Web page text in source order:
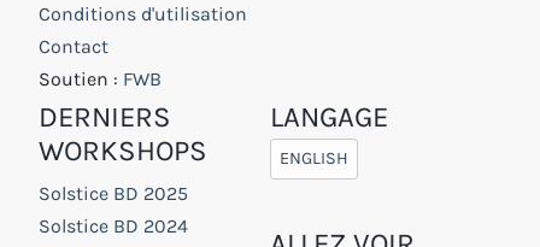
Conditions d'utilisation
Contact
Soutien : FWB
DERNIERS
WORKSHOPS
Solstice BD 2025
Solstice BD 2024
LANGAGE
ENGLISH